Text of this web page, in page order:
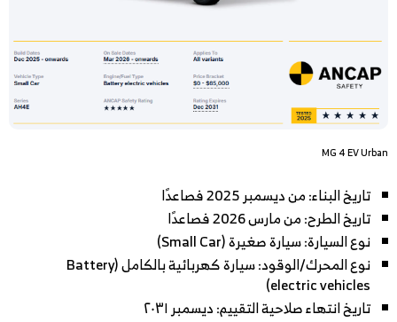
MG 4 EV Urban
تاريخ البناء: من ديسمبر 2025 فصاعدًا
تاريخ الطرح: من مارس 2026 فصاعدًا
نوع السيارة: سيارة صغيرة (Small Car)
نوع المحرك/الوقود: سيارة كهربائية بالكامل (Battery
electric vehicles)
تاريخ انتهاء صلاحية التقييم: ديسمبر ٢٠٣١